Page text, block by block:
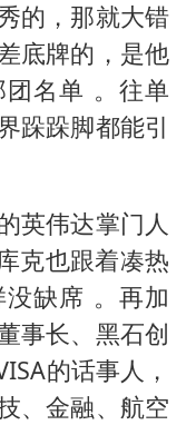
的，那就大错
底牌的，是他
名单 。往单
跺跺脚都能引
英伟达掌门人
克也跟着凑热
缺席 。再加
事长、黑石创
的话事人，
、金融、航空